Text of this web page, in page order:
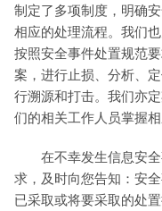
制定了多项制度，明确
相应的处理流程。我们
按照安全事件处置规范
案，进行止损、分析、
行溯源和打击。我们亦
们的相关工作人员掌握
在不幸发生信息安
求，及时向您告知：安
已采取或将要采取的处